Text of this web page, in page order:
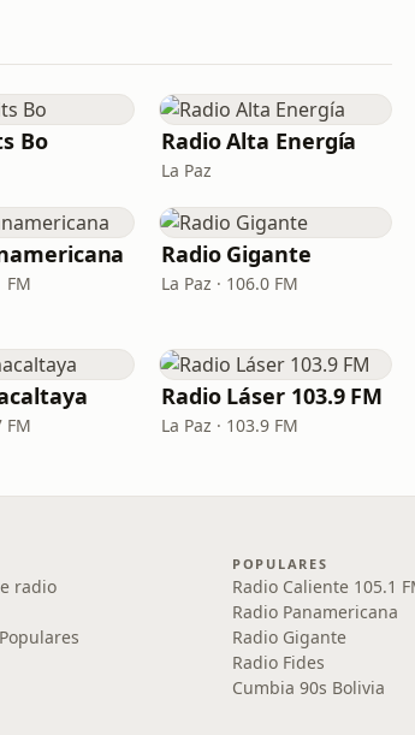
Bo Radio Alta Energía
La Paz
FM
Radio Gigante
La Paz · 106.0 FM
FM
Radio Láser 103.9 FM
La Paz · 103.9 FM
radio
POPULARES
Radio Caliente 105.1
Radio Panamericana
Radio Gigante
Radio Fides
Cumbia 90s Bolivia